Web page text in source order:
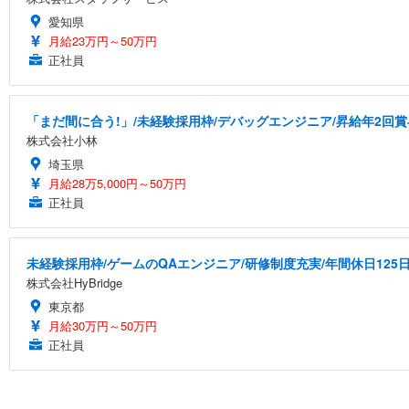
愛知県
月給23万円～50万円
正社員
「まだ間に合う!」/未経験採用枠/デバッグエンジニア/昇給年2回
株式会社小林
埼玉県
月給28万5,000円～50万円
正社員
未経験採用枠/ゲームのQAエンジニア/研修制度充実/年間休日125
株式会社HyBridge
東京都
月給30万円～50万円
正社員